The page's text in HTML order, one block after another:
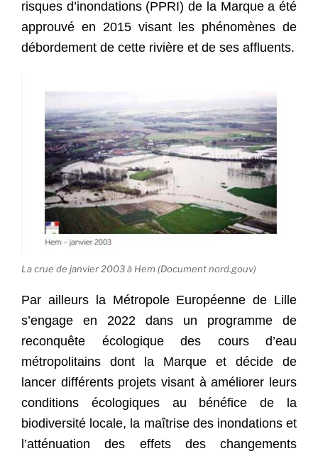
risques d’inondations (PPRI) de la Marque a été
approuvé en 2015 visant les phénomènes de
débordement de cette rivière et de ses affluents.
La crue de janvier 2003 à Hem (Document nord.gouv)
Par ailleurs la Métropole Européenne de Lille
s’engage en 2022 dans un programme de
reconquête écologique des cours d’eau
métropolitains dont la Marque et décide de
lancer différents projets visant à améliorer leurs
conditions écologiques au bénéfice de la
biodiversité locale, la maîtrise des inondations et
l’atténuation des effets des changements